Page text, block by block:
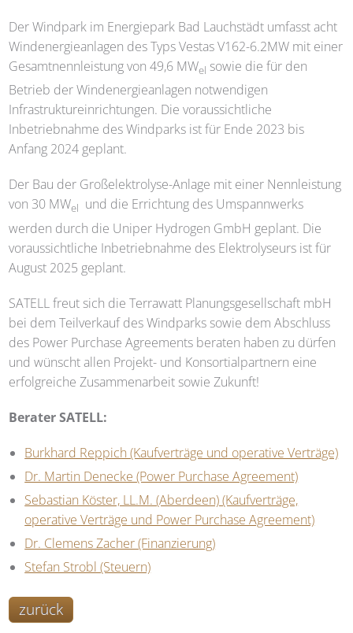
Der Windpark im Energiepark Bad Lauchstädt umfasst acht
Windenergieanlagen des Typs Vestas V162-6.2MW mit einer
Gesamtnennleistung von 49,6 MWel sowie die für den
Betrieb der Windenergieanlagen notwendigen
Infrastruktureinrichtungen. Die voraussichtliche
Inbetriebnahme des Windparks ist für Ende 2023 bis
Anfang 2024 geplant.
Der Bau der Großelektrolyse-Anlage mit einer Nennleistung
von 30 MWel und die Errichtung des Umspannwerks
werden durch die Uniper Hydrogen GmbH geplant. Die
voraussichtliche Inbetriebnahme des Elektrolyseurs ist für
August 2025 geplant.
SATELLfreut sich die Terrawatt Planungsgesellschaft mbH
bei dem Teilverkauf des Windparks sowie dem Abschluss
des Power Purchase Agreements beraten haben zu dürfen
und wünscht allen Projekt- und Konsortialpartnern eine
erfolgreiche Zusammenarbeit sowie Zukunft!
BeraterSATELL:
Burkhard Reppich (Kaufverträge und operative Verträge)
Dr. Martin Denecke (Power Purchase Agreement)
Sebastian Köster, LL.M. (Aberdeen) (Kaufverträge,
operative Verträge und Power Purchase Agreement)
Dr. Clemens Zacher (Finanzierung)
Stefan Strobl (Steuern)
zurück